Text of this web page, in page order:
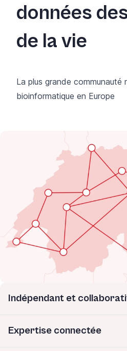
données
de la vie
La plus grande communauté
bioinformatique en Europe
Indépendant et
Expertise connectée